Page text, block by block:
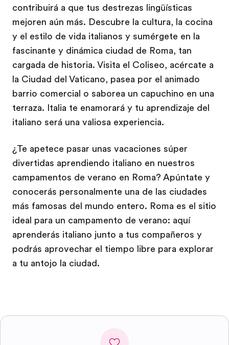
contribuirá a que tus destrezas lingüísticas
mejoren aún más. Descubre la cultura, la cocina
y el estilo de vida italianos y sumérgete en la
fascinante y dinámica ciudad de Roma, tan
cargada de historia. Visita el Coliseo, acércate a
la Ciudad del Vaticano, pasea por el animado
barrio comercial o saborea un capuchino en una
terraza. Italia te enamorará y tu aprendizaje del
italiano será una valiosa experiencia.
¿Te apetece pasar unas vacaciones súper
divertidas aprendiendo italiano en nuestros
campamentos de verano en Roma? Apúntate y
conocerás personalmente una de las ciudades
más famosas del mundo entero. Roma es el sitio
ideal para un campamento de verano: aquí
aprenderás italiano junto a tus compañeros y
podrás aprovechar el tiempo libre para explorar
a tu antojo la ciudad.